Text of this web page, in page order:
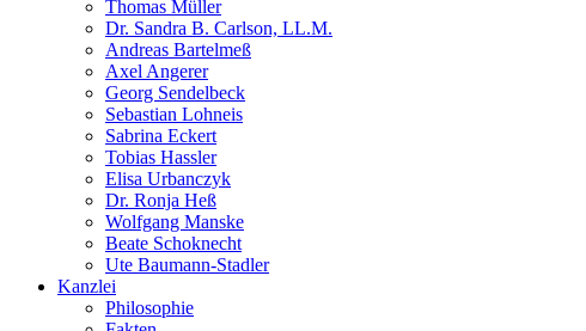
Thomas Müller
Dr. Sandra B. Carlson, LL.M.
Andreas Bartelmeß
Axel Angerer
Georg Sendelbeck
Sebastian Lohneis
Sabrina Eckert
Tobias Hassler
Elisa Urbanczyk
Dr. Ronja Heß
Wolfgang Manske
Beate Schoknecht
Ute Baumann-Stadler
Kanzlei
Philosophie